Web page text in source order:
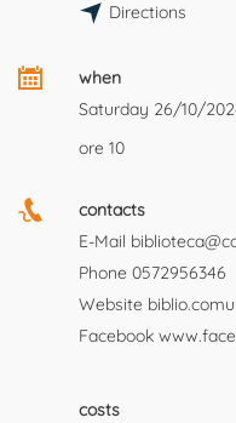
Directions
when
Saturday 26/10/
ore 10
contacts
E-Mail
Phone 0572956346
Website
Facebook
costs